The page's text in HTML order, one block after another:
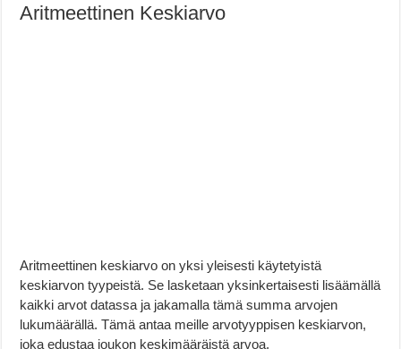
Aritmeettinen Keskiarvo
Aritmeettinen keskiarvo on yksi yleisesti käytetyistä
keskiarvon tyypeistä. Se lasketaan yksinkertaisesti lisäämällä
kaikki arvot datassa ja jakamalla tämä summa arvojen
lukumäärällä. Tämä antaa meille arvotyyppisen keskiarvon,
joka edustaa joukon keskimääräistä arvoa.